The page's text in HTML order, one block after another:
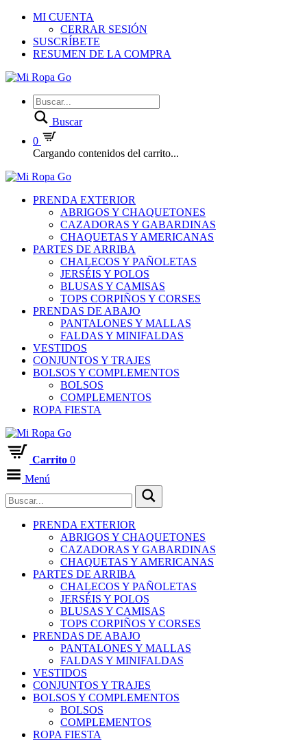
MI CUENTA
CERRAR SESIÓN
SUSCRÍBETE
RESUMEN DE LA COMPRA
Buscar
0
Cargando contenidos del carrito...
PRENDA EXTERIOR
ABRIGOS Y CHAQUETONES
CAZADORAS Y GABARDINAS
CHAQUETAS Y AMERICANAS
PARTES DE ARRIBA
CHALECOS Y PAÑOLETAS
JERSÉIS Y POLOS
BLUSAS Y CAMISAS
TOPS CORPIÑOS Y CORSES
PRENDAS DE ABAJO
PANTALONES Y MALLAS
FALDAS Y MINIFALDAS
VESTIDOS
CONJUNTOS Y TRAJES
BOLSOS Y COMPLEMENTOS
BOLSOS
COMPLEMENTOS
ROPA FIESTA
Carrito 0
Menú
PRENDA EXTERIOR
ABRIGOS Y CHAQUETONES
CAZADORAS Y GABARDINAS
CHAQUETAS Y AMERICANAS
PARTES DE ARRIBA
CHALECOS Y PAÑOLETAS
JERSÉIS Y POLOS
BLUSAS Y CAMISAS
TOPS CORPIÑOS Y CORSES
PRENDAS DE ABAJO
PANTALONES Y MALLAS
FALDAS Y MINIFALDAS
VESTIDOS
CONJUNTOS Y TRAJES
BOLSOS Y COMPLEMENTOS
BOLSOS
COMPLEMENTOS
ROPA FIESTA